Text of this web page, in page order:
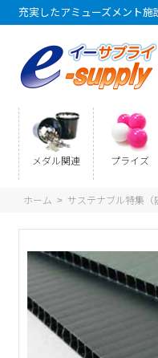
充実したアミューズメント
メダル関連 プライズ
ホーム > サステナブル特集（